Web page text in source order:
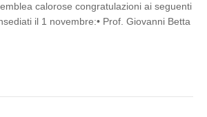
calorose congratulazioni ai seguenti
il 1 novembre:• Prof. Giovanni Betta